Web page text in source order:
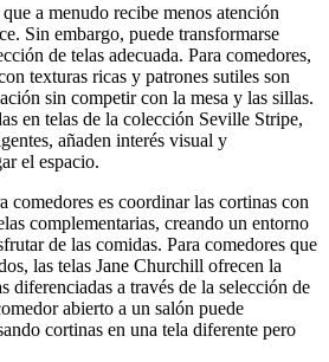
a menudo recibe menos atención
Sin embargo, puede transformarse
de telas adecuada. Para comedores,
texturas ricas y patrones sutiles son
sin competir con la mesa y las sillas.
en telas de la colección Seville Stripe,
añaden interés visual y
el espacio.
comedores es coordinar las cortinas con
complementarias, creando un entorno
de las comidas. Para comedores que
las telas Jane Churchill ofrecen la
diferenciadas a través de la selección de
abierto a un salón puede
cortinas en una tela diferente pero